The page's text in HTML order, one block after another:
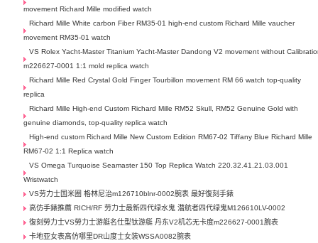
movement Richard Mille modified watch
Richard Mille White carbon Fiber RM35-01 high-end custom Richard Mille vaucher
movement RM35-01 watch
VS Rolex Yacht-Master Titanium Yacht-Master Dandong V2 movement without
m226627-0001 1:1 mold replica watch
Richard Mille Red Crystal Gold Finger Tourbillon movement RM 66 watch top-quality
replica
Richard Mille High-end Custom Richard Mille RM52 Skull, RM52 Genuine Gold with
genuine diamonds, top-quality replica watch
High-end custom Richard Mille New Custom Edition RM67-02 Tiffany Blue Richard Mille
RM67-02 1:1 Replica watch
VS Omega Turquoise Seamaster 150 Top Replica Watch 220.32.41.21.03.001
Wristwatch
VS劳力士国米圈 格林尼治m126710blnr-0002腕表 最好復刻手錶
高仿手錶推薦 RICH/RF 劳力士最新四代绿水鬼 潜航者四代绿鬼M126610LV-0002
復刻勞力士VS勞力士游艇名仕型钛游艇 丹东V2机芯无卡度m226627-0001腕表
卡地亚女表高仿哪里DR山度士女装WSSA0082腕表